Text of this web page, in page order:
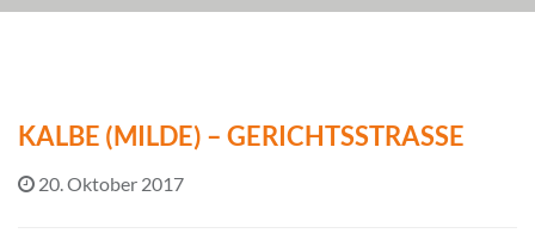
KALBE (MILDE) – GERICHTSSTRASSE
20. Oktober 2017